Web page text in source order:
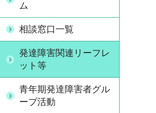
ム
相談窓口一覧
発達障害関連リーフレ
ット等
青年期発達障害者グル
ープ活動